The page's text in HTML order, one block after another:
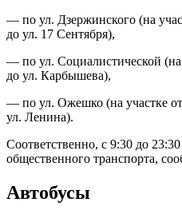
— по ул. Дзержинского (на
до ул. 17 Сентября),
— по ул. Социалистической (на
до ул. Карбышева),
— по ул. Ожешко (на участке
ул. Ленина).
Соответственно, с 9:30 до
общественного транспорта,
Автобусы